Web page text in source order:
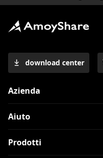
download center
Azienda
Aiuto
Prodotti